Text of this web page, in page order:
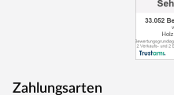
Zahlungsarten